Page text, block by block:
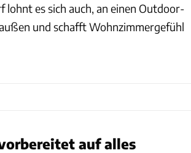
lohnt es sich auch, an einen Outdoor-
und schafft Wohnzimmergefühl
auf alles